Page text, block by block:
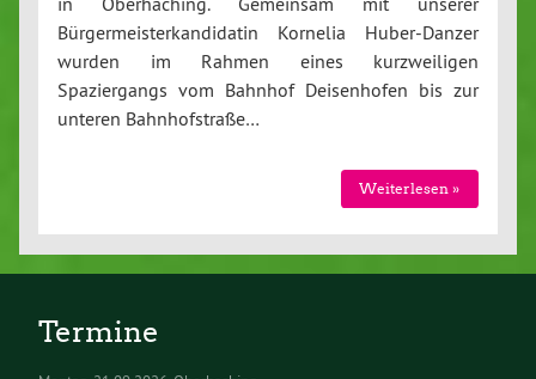
Bürgermeisterkandidatin Kornelia Huber-Danzer
wurden im Rahmen eines kurzweiligen
Spaziergangs vom Bahnhof Deisenhofen bis zur
unteren Bahnhofstraße…
Weiterlesen »
Termine